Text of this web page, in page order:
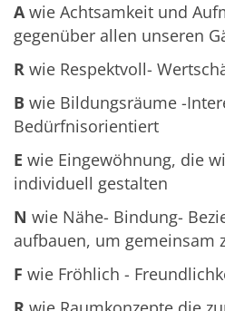
Awie Achtsamkeit und
gegenüber allen unseren
R wie Respektvoll-
B wie Bildungsräume -
Bedürfnisorientiert
E wie Eingewöhnung, die
individuell gestalten
N wie Nähe- Bindung-
aufbauen, um gemeinsam
F wie Fröhlich -